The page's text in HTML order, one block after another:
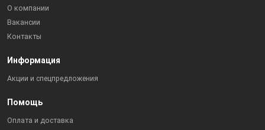
О компании
Вакансии
Контакты
Информация
Акции и спецпредложения
Помощь
Оплата и доставка